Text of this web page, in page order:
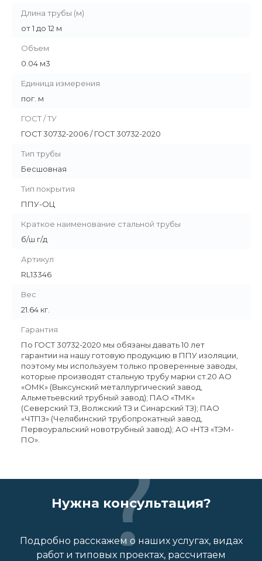
Длина трубы (м)
от 1 до 12 м
Объем
0.04 м3
Единица измерения
пог. м
ГОСТ / ТУ
ГОСТ 30732-2006 / ГОСТ 30732-2020
Тип трубы
Бесшовная
Тип покрытия
ППУ-ОЦ
Краткое наименование стальной трубы
б/ш г/д
Артикул
RL13346
Вес
21.64 кг.
Гарантия
По ГОСТ 30732-2020 мы обязаны давать 10 лет
гарантии на нашу готовую продукцию в ППУ изоляции,
поэтому мы используем только проверенные заводы,
которые производят стальную трубу марки ст.20 АО
«ОМК» (Выксунский металлургический завод,
Альметьевский трубный завод); ПАО «ТМК»
(Северский ТЗ, Волжский ТЗ и Синарский ТЗ); ПАО
«ЧТПЗ» (Челябинский трубопрокатный завод,
Первоуральский новотрубный завод); АО «НТЗ «ТЭМ-
ПО».
Нужна консультация?
Подробно расскажем о наших услугах, видах
работ и типовых проектах, рассчитаем